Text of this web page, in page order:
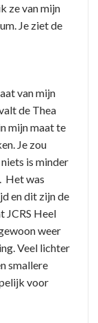
ze van mijn
Je ziet de
van mijn
de Thea
mijn maat te
Je zou
is minder
Het was
en dit zijn de
JCRS Heel
weer
Veel lichter
smallere
voor